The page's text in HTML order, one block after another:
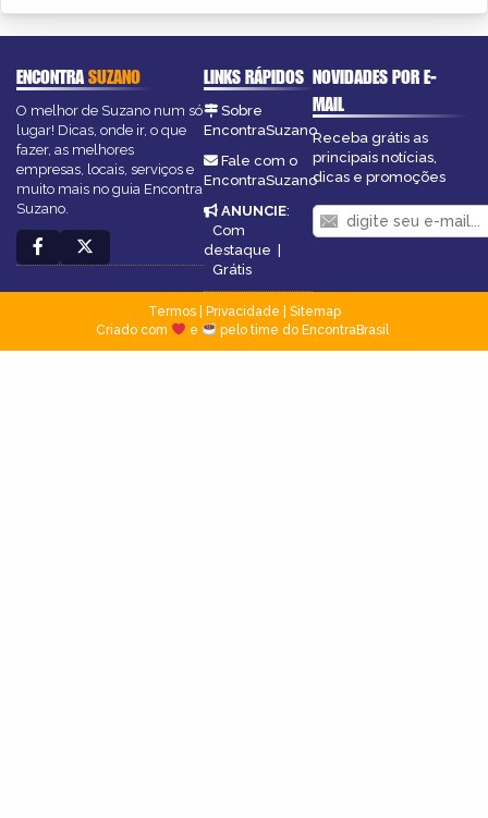
ENCONTRASUZANO
O melhor de Suzano num só
lugar! Dicas, onde ir, o que
fazer, as melhores
empresas, locais, serviços e
muito mais no guia Encontra
Suzano.
LINKS RÁPIDOS
Sobre
EncontraSuzano
Fale com o
EncontraSuzano
ANUNCIE:
Com
destaque |
Grátis
NOVIDADES POR E-
MAIL
Receba grátis as
principais notícias,
dicas e promoções
Termos| Privacidade
Sitemap
Criado com
e pelo time do EncontraBrasil